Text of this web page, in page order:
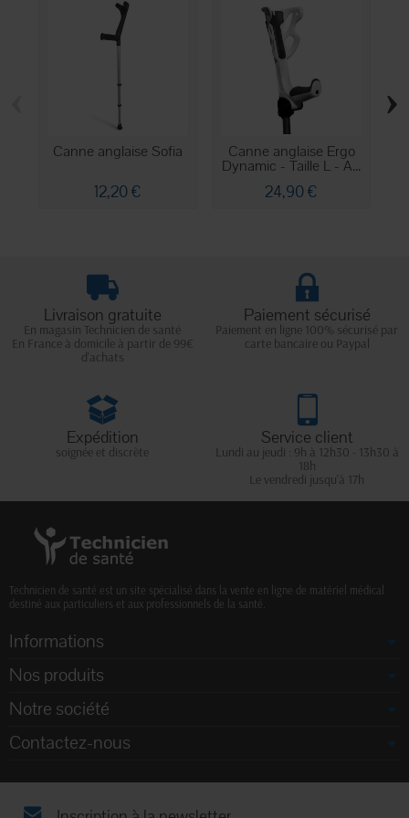
Canne anglaise Sofia
12,20 €
Canne anglaise Ergo
Dynamic - Taille L - A...
24,90 €
›
Livraison gratuite
En magasin Technicien de santé
En France à domicile à partir de 99€
d'achats
Paiement sécurisé
Paiement en ligne 100% sécurisé par
carte bancaire ou Paypal
Expédition
soignée et discrète
Service client
Lundi au jeudi : 9h à 12h30 - 13h30 à
18h
Le vendredi jusqu'à 17h
Technicien de santé est un site spécialisé dans la vente en ligne de matériel médical
destiné aux particuliers et aux professionnels de la santé.
Informations
Nos produits
Notre société
Contactez-nous